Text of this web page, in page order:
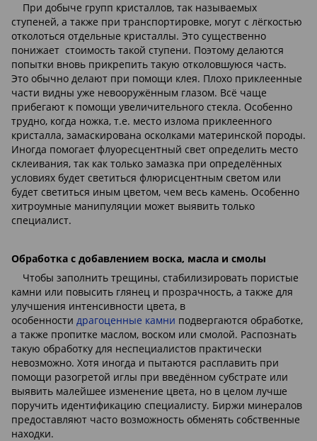
При добыче групп кристаллов, так называемых
ступеней, а также при транспортировке, могут с лёгкостью
отколоться отдельные кристаллы. Это существенно
понижает стоимость такой ступени. Поэтому делаются
попытки вновь прикрепить такую отколовшуюся часть.
Это обычно делают при помощи клея. Плохо приклеенные
части видны уже невооружённым глазом. Всё чаще
прибегают к помощи увеличительного стекла. Особенно
трудно, когда ножка, т.е. место излома приклеенного
кристалла, замаскирована осколками материнской породы.
Иногда помогает флуоресцентный свет определить место
склеивания, так как только замазка при определённых
условиях будет светиться флюрисцентным светом или
будет светиться иным цветом, чем весь камень. Особенно
хитроумные манипуляции может выявить только
специалист.
Обработка с добавлением воска, масла и смолы
Чтобы заполнить трещины, стабилизировать пористые
камни или повысить глянец и прозрачность, а также для
улучшения интенсивности цвета, в
особенности драгоценные камни подвергаются обработке,
а также пропитке маслом, воском или смолой. Распознать
такую обработку для неспециалистов практически
невозможно. Хотя иногда и пытаются расплавить при
помощи разогретой иглы при введённом субстрате или
выявить малейшее изменение цвета, но в целом лучше
поручить идентификацию специалисту. Биржи минералов
предоставляют часто возможность обменять собственные
находки.